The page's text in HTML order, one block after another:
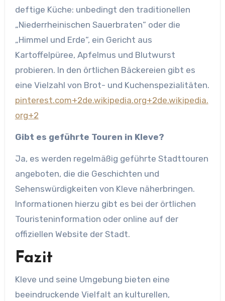
deftige Küche: unbedingt den traditionellen
„Niederrheinischen Sauerbraten“ oder die
„Himmel und Erde“, ein Gericht aus
Kartoffelpüree, Apfelmus und Blutwurst
probieren. In den örtlichen Bäckereien gibt es
eine Vielzahl von Brot- und Kuchenspezialitäten.​
pinterest.com+2de.wikipedia.org+2de.wikipedia.
org+2
Gibt es geführte Touren in Kleve?
Ja, es werden regelmäßig geführte Stadttouren
angeboten, die die Geschichten und
Sehenswürdigkeiten von Kleve näherbringen.
Informationen hierzu gibt es bei der örtlichen
Touristeninformation oder online auf der
offiziellen Website der Stadt.​
Fazit
Kleve und seine Umgebung bieten eine
beeindruckende Vielfalt an kulturellen,